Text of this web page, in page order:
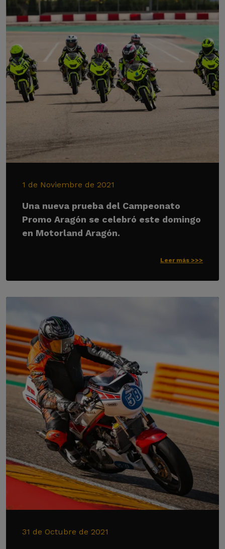
1 de Noviembre de 2021
Una nueva prueba del Campeonato
Promo Aragón se celebró este domingo
en Motorland Aragón.
Leer más >>>
31 de Octubre de 2021